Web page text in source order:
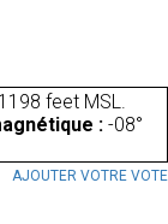
1198 feet MSL.
: -08°
AJOUTER VOTRE VOTE